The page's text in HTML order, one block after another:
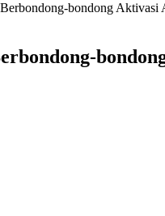
bondong